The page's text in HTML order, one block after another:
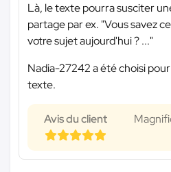
Là, le texte pourra susciter
partage par ex. "Vous savez
votre sujet aujourd'hui ? ..."
Nadia-27242 a été choisi
texte.
Avis du client